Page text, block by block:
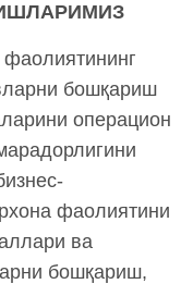
бошқариш
операцион
фаолиятини
ва
бошқариш,